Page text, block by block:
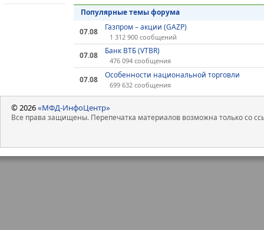
Популярные темы форума
07.08
Газпром – акции (GAZP)
1 312 900 сообщений
07.08 Банк ВТБ (VTBR)
476 094 сообщения
07.08 Особенности национальной торговли
699 632 сообщения
© 2026«МФД-ИнфоЦентр»
Все права защищены. Перепечатка материалов возможна только со